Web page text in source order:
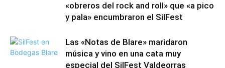
«obreros del rock and roll» que «a pico
y pala» encumbraron el SilFest
Las «Notas de Blare» maridaron
música y vino en una cata muy
especial del SilFest Valdeorras